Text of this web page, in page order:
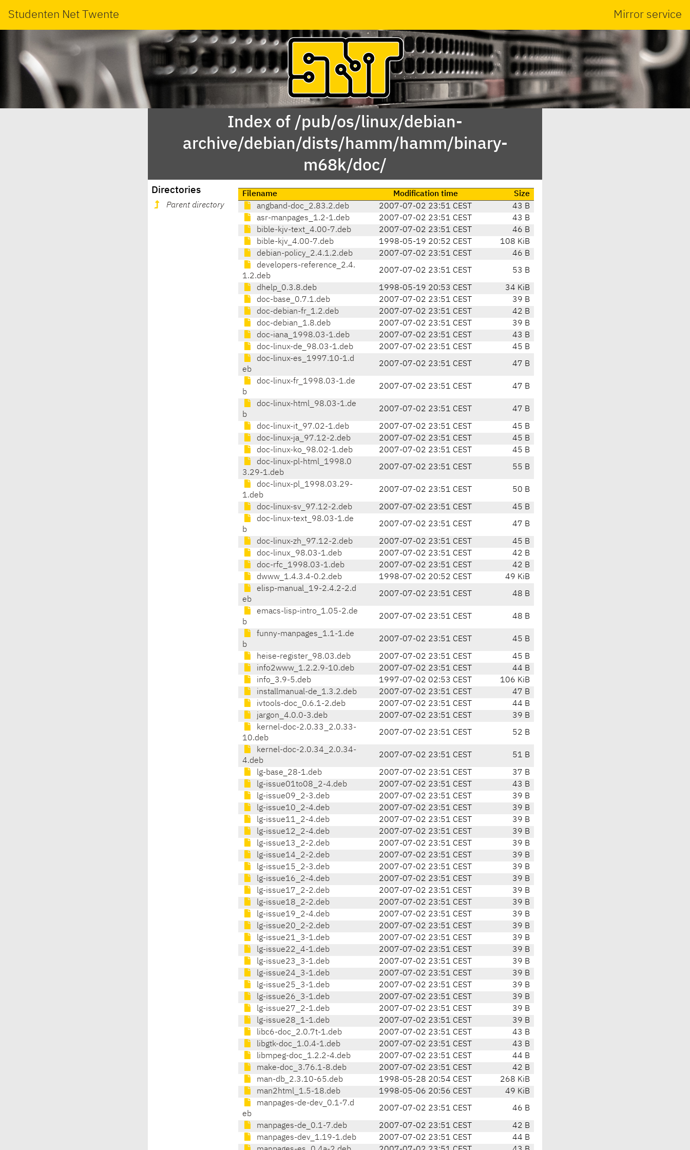
Studenten Net Twente Mirror service
Index of /pub/os/linux/debian-
archive/debian/dists/hamm/hamm/binary-
m68k/doc/
Directories
Parent directory
Filename Modification time
Size
angband-doc_2.83.2.deb
2007-07-02 23:51 CEST
43 B
asr-manpages_1.2-1.deb
2007-07-02 23:51 CEST
43 B
bible-kjv-text_4.00-7.deb
2007-07-02 23:51 CEST
46 B
bible-kjv_4.00-7.deb
1998-05-19 20:52 CEST
108 KiB
debian-policy_2.4.1.2.deb
2007-07-02 23:51 CEST
46 B
developers-reference_2.4.
1.2.deb
2007-07-02 23:51 CEST 53 B
dhelp_0.3.8.deb 1998-05-19 20:53 CEST
34 KiB
doc-base_0.7.1.deb
2007-07-02 23:51 CEST
39 B
doc-debian-fr_1.2.deb
2007-07-02 23:51 CEST
42 B
doc-debian_1.8.deb
2007-07-02 23:51 CEST
39 B
doc-iana_1998.03-1.deb
2007-07-02 23:51 CEST
43 B
doc-linux-de_98.03-1.deb
2007-07-02 23:51 CEST
45 B
doc-linux-es_1997.10-1.d
eb
2007-07-02 23:51 CEST 47 B
doc-linux-fr_1998.03-1.de
b
2007-07-02 23:51 CEST 47 B
doc-linux-html_98.03-1.de
b
2007-07-02 23:51 CEST 47 B
doc-linux-it_97.02-1.deb 2007-07-02 23:51 CEST
45 B
doc-linux-ja_97.12-2.deb
2007-07-02 23:51 CEST
45 B
doc-linux-ko_98.02-1.deb
2007-07-02 23:51 CEST
45 B
doc-linux-pl-html_1998.0
3.29-1.deb
2007-07-02 23:51 CEST 55 B
doc-linux-pl_1998.03.29-
1.deb
2007-07-02 23:51 CEST 50 B
doc-linux-sv_97.12-2.deb 2007-07-02 23:51 CEST
45 B
doc-linux-text_98.03-1.de
b
2007-07-02 23:51 CEST 47 B
doc-linux-zh_97.12-2.deb 2007-07-02 23:51 CEST
45 B
doc-linux_98.03-1.deb
2007-07-02 23:51 CEST
42 B
doc-rfc_1998.03-1.deb
2007-07-02 23:51 CEST
42 B
dwww_1.4.3.4-0.2.deb
1998-07-02 20:52 CEST
49 KiB
elisp-manual_19-2.4.2-2.d
eb
2007-07-02 23:51 CEST 48 B
emacs-lisp-intro_1.05-2.de
b
2007-07-02 23:51 CEST 48 B
funny-manpages_1.1-1.de
b
2007-07-02 23:51 CEST 45 B
heise-register_98.03.deb 2007-07-02 23:51 CEST
45 B
info2www_1.2.2.9-10.deb
2007-07-02 23:51 CEST
44 B
info_3.9-5.deb
1997-07-02 02:53 CEST
106 KiB
installmanual-de_1.3.2.deb
2007-07-02 23:51 CEST
47 B
ivtools-doc_0.6.1-2.deb
2007-07-02 23:51 CEST
44 B
jargon_4.0.0-3.deb
2007-07-02 23:51 CEST
39 B
kernel-doc-2.0.33_2.0.33-
10.deb
2007-07-02 23:51 CEST 52 B
kernel-doc-2.0.34_2.0.34-
4.deb
2007-07-02 23:51 CEST 51 B
lg-base_28-1.deb 2007-07-02 23:51 CEST
37 B
lg-issue01to08_2-4.deb
2007-07-02 23:51 CEST
43 B
lg-issue09_2-3.deb
2007-07-02 23:51 CEST
39 B
lg-issue10_2-4.deb
2007-07-02 23:51 CEST
39 B
lg-issue11_2-4.deb
2007-07-02 23:51 CEST
39 B
lg-issue12_2-4.deb
2007-07-02 23:51 CEST
39 B
lg-issue13_2-2.deb
2007-07-02 23:51 CEST
39 B
lg-issue14_2-2.deb
2007-07-02 23:51 CEST
39 B
lg-issue15_2-3.deb
2007-07-02 23:51 CEST
39 B
lg-issue16_2-4.deb
2007-07-02 23:51 CEST
39 B
lg-issue17_2-2.deb
2007-07-02 23:51 CEST
39 B
lg-issue18_2-2.deb
2007-07-02 23:51 CEST
39 B
lg-issue19_2-4.deb
2007-07-02 23:51 CEST
39 B
lg-issue20_2-2.deb
2007-07-02 23:51 CEST
39 B
lg-issue21_3-1.deb
2007-07-02 23:51 CEST
39 B
lg-issue22_4-1.deb
2007-07-02 23:51 CEST
39 B
lg-issue23_3-1.deb
2007-07-02 23:51 CEST
39 B
lg-issue24_3-1.deb
2007-07-02 23:51 CEST
39 B
lg-issue25_3-1.deb
2007-07-02 23:51 CEST
39 B
lg-issue26_3-1.deb
2007-07-02 23:51 CEST
39 B
lg-issue27_2-1.deb
2007-07-02 23:51 CEST
39 B
lg-issue28_1-1.deb
2007-07-02 23:51 CEST
39 B
libc6-doc_2.0.7t-1.deb
2007-07-02 23:51 CEST
43 B
libgtk-doc_1.0.4-1.deb
2007-07-02 23:51 CEST
43 B
libmpeg-doc_1.2.2-4.deb
2007-07-02 23:51 CEST
44 B
make-doc_3.76.1-8.deb
2007-07-02 23:51 CEST
42 B
man-db_2.3.10-65.deb
1998-05-28 20:54 CEST
268 KiB
man2html_1.5-18.deb
1998-05-06 20:56 CEST
49 KiB
manpages-de-dev_0.1-7.d
eb
2007-07-02 23:51 CEST 46 B
manpages-de_0.1-7.deb 2007-07-02 23:51 CEST
42 B
manpages-dev_1.19-1.deb
2007-07-02 23:51 CEST
44 B